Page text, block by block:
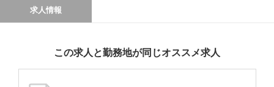
求人情報
この求人と勤務地が同じオススメ求人